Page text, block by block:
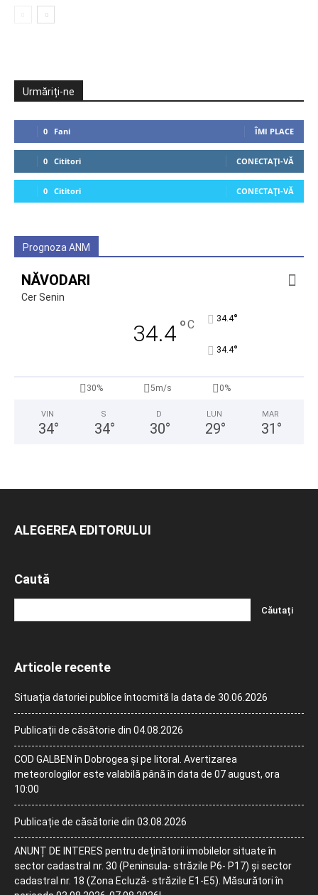
Urmăriți-ne
0 Fani ÎMI PLACE
0 Cititori CONECTAȚI-VĂ
0 Cititori CONECTAȚI-VĂ
Prognoza ANM
NĂVODARI
Cer Senin
34.4°C 34.4°
34.4°
30% 5m/s 0%
VIN
34°
S
34°
D
30°
LUN
29°
MAR
31 °
ALEGEREA EDITORULUI
Caută
Articole recente
Situația datoriei publice întocmită la data de 30.06.2026
Publicații de căsătorie din 04.08.2026
COD GALBEN în Dobrogea și pe litoral. Avertizarea
meteorologilor este valabilă până în data de 07 august, ora
10:00
Publicație de căsătorie din 03.08.2026
ANUNȚ DE INTERES pentru deținătorii imobilelor situate în
sector cadastral nr. 30 (Peninsula- străzile P6- P17) și sector
cadastral nr. 18 (Zona Ecluză- străzile E1-E5). Măsurători în